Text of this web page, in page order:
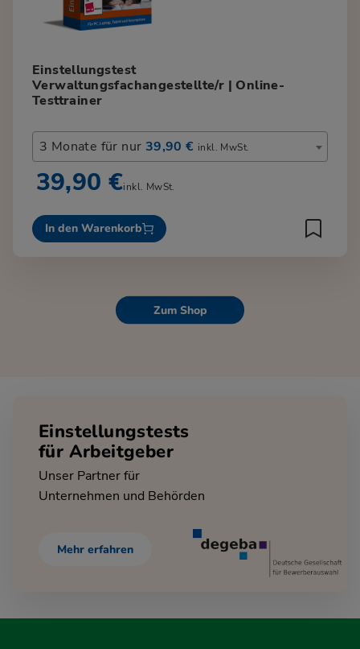
Einstellungstest
Verwaltungsfachangestellte/r | Online-
Testtrainer
3 Monate für nur 39,90 € inkl. MwSt.
39,90 €inkl. MwSt.
In den Warenkorb
Zum Shop
Einstellungstests
für Arbeitgeber
Unser Partner für
Unternehmen und Behörden
Mehr erfahren